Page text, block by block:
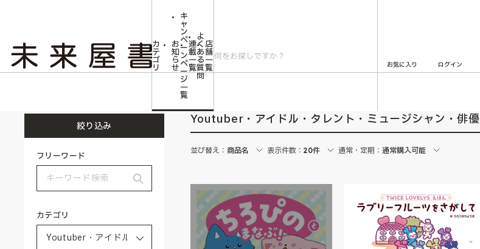
カ
テ
ゴ
リ
お
知
ら
せ
キ
ャ
ン
ペ
ー
ン
ペ
ー
ジ
一
覧
連
載
一
覧
よ
く
あ
る
質
問
店
舗
一
覧
お気に入り ログイン
Youtuber・アイドル・タレント・ミュージシャン・俳優
絞り込み
フリーワード
カテゴリ
Youtuber・アイドル・タレント・ミュージシャン・俳優
並び替え： 商品名 表示件数： 20件 通常・定期： 通常購入可能